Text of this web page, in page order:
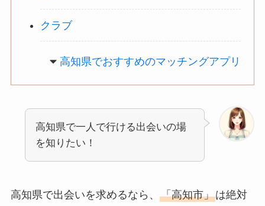
クラブ
高知県でおすすめのマッチングアプリ
高知県で一人で行ける出会いの場
を知りたい！
高知県で出会いを求めるなら、 「高知市」は絶対